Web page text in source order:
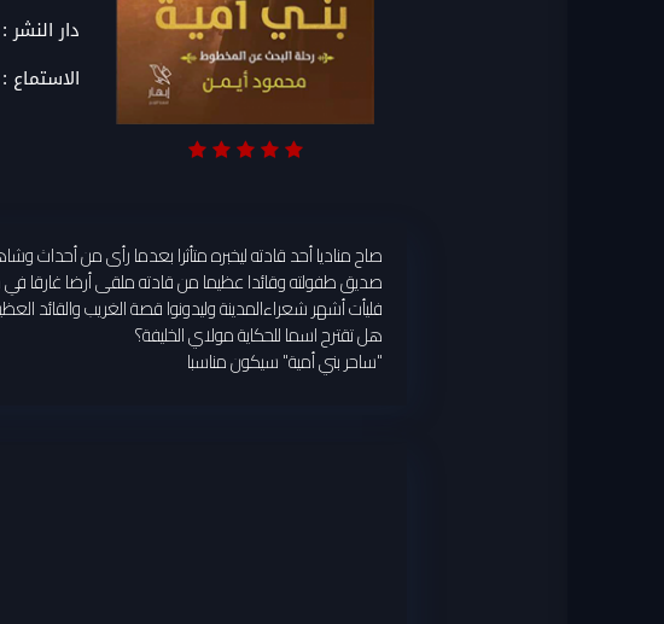
دار النشر :
الاستماع :
صاح مناديا أحد قادته ليخبره متأثرا بعدما رأى من أحداث
صديق طفولته وقائدا عظيما من قادته ملقى أرضا غارقا
فليأت أشهر شعراءالمدينة وليدونوا قصة الغريب والقائد
هل تقترح اسما للحكاية مولاي الخليفة؟
"ساحر بني أمية" سيكون مناسبا